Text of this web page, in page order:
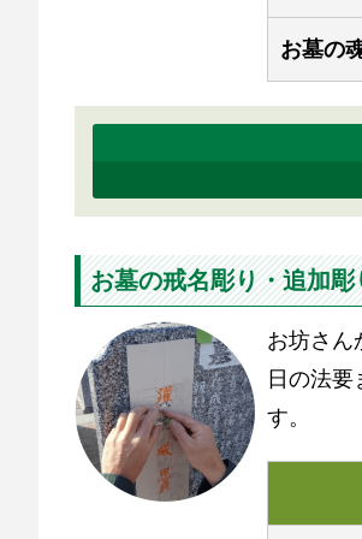
お墓の
お墓の戒名彫り・追加彫
お坊さん
日の法
す。